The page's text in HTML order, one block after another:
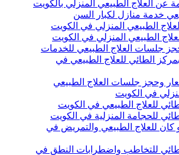
عن العلاج الطبيعي المنزلي بالكويت
خدمة منازل لكبار السن
الطبيعي المنزلي في الكويت
الطبيعي المنزلي في الكويت
جلسات العلاج الطبيعي للخدمات
بمركز الطائي للعلاج الطبيعي في
وحجز جلسات العلاج الطبيعي
في الكويت
للعلاج الطبيعي في الكويت
للحجامة المنزلية في الكويت
كان للعلاج الطبيعي والتمريض في
للتخاطب واضطرابات النطق في